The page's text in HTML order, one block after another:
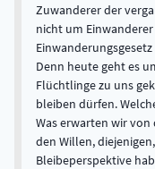
Zuwanderer der
nicht um
Denn heute geht es
Flüchtlinge zu uns
bleiben dürfen.
Was erwarten wir von
den Willen,
Bleibeperspektive